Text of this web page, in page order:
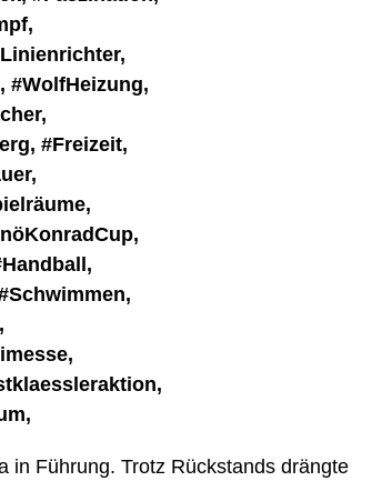
in Führung. Trotz Rückstands drängte